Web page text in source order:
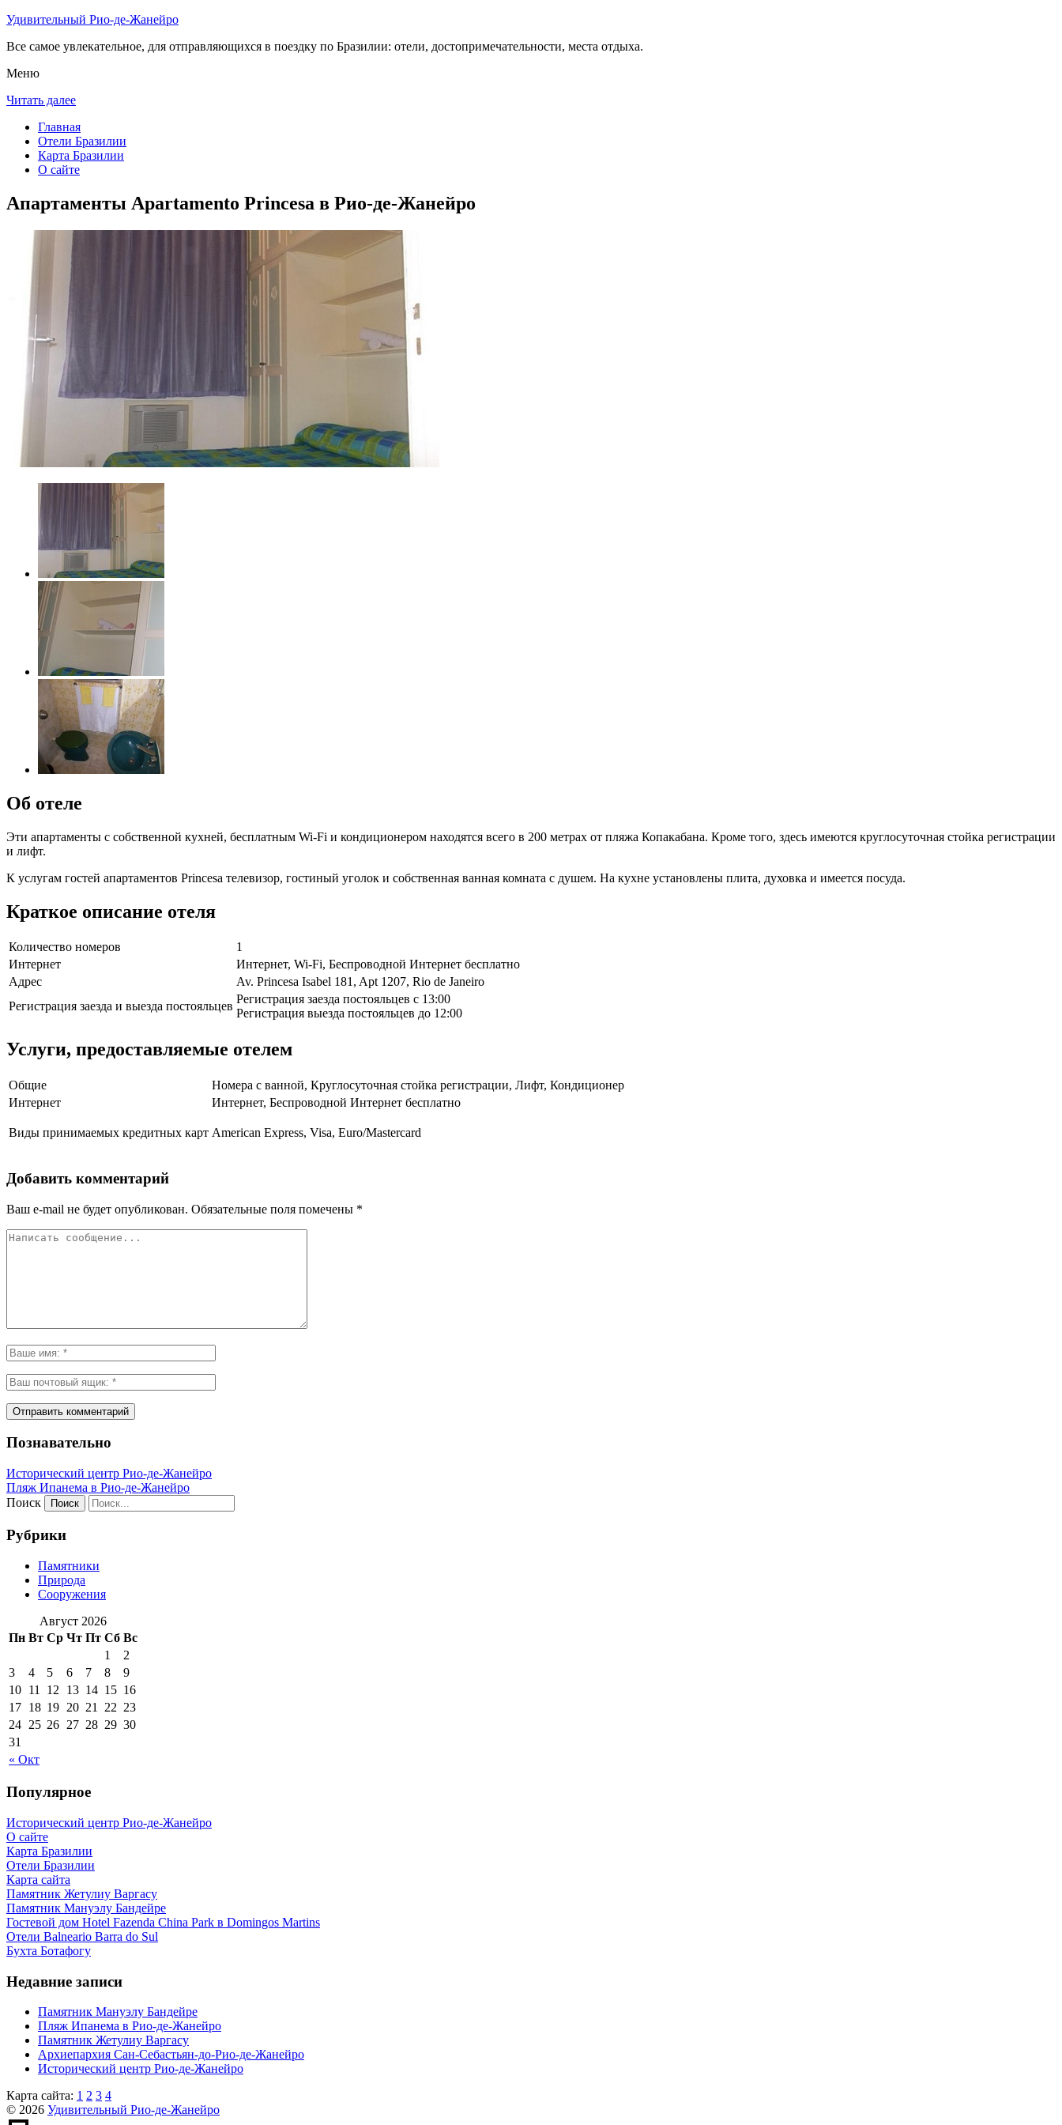
Удивительный Рио-де-Жанейро
Все самое увлекательное, для отправляющихся в поездку по Бразилии: отели, достопримечательности, места отдыха.
Меню
Читать далее
Главная
Отели Бразилии
Карта Бразилии
О сайте
Апартаменты Apartamento Princesa в Рио-де-Жанейро
Об отеле
Эти апартаменты с собственной кухней, бесплатным Wi-Fi и кондиционером находятся всего в 200 метрах от пляжа Копакабана. Кроме того, здесь имеются круглосуточная стойка регистрации
и лифт.
К услугам гостей апартаментов Princesa телевизор, гостиный уголок и собственная ванная комната с душем. На кухне установлены плита, духовка и имеется посуда.
Краткое описание отеля
Количество номеров
1
Интернет
Интернет, Wi-Fi, Беспроводной Интернет бесплатно
Адрес
Av. Princesa Isabel 181, Apt 1207, Rio de Janeiro
Регистрация заезда и выезда постояльцев
Регистрация заезда постояльцев с 13:00
Регистрация выезда постояльцев до 12:00
Услуги, предоставляемые отелем
Общие
Номера с ванной, Круглосуточная стойка регистрации, Лифт, Кондиционер
Интернет
Интернет, Беспроводной Интернет бесплатно
Виды принимаемых кредитных карт American Express, Visa, Euro/Mastercard
Добавить комментарий
Ваш e-mail не будет опубликован. Обязательные поля помечены *
Познавательно
Исторический центр Рио-де-Жанейро
Пляж Ипанема в Рио-де-Жанейро
Поиск
Рубрики
Памятники
Природа
Сооружения
Август 2026
Пн Вт Ср Чт Пт Сб Вс
« Окт
1
2
3
4 5 6 7 8
9
10 11 12 13 14 15 16
17 18 19 20 21 22 23
24 25 26 27 28 29 30
31
Популярное
Исторический центр Рио-де-Жанейро
О сайте
Карта Бразилии
Отели Бразилии
Карта сайта
Памятник Жетулиу Варгасу
Памятник Мануэлу Бандейре
Гостевой дом Hotel Fazenda China Park в Domingos Martins
Отели Balneario Barra do Sul
Бухта Ботафогу
Недавние записи
Памятник Мануэлу Бандейре
Пляж Ипанема в Рио-де-Жанейро
Памятник Жетулиу Варгасу
Архиепархия Сан-Себастьян-до-Рио-де-Жанейро
Исторический центр Рио-де-Жанейро
Карта сайта: 1 2 3 4
© 2026 Удивительный Рио-де-Жанейро